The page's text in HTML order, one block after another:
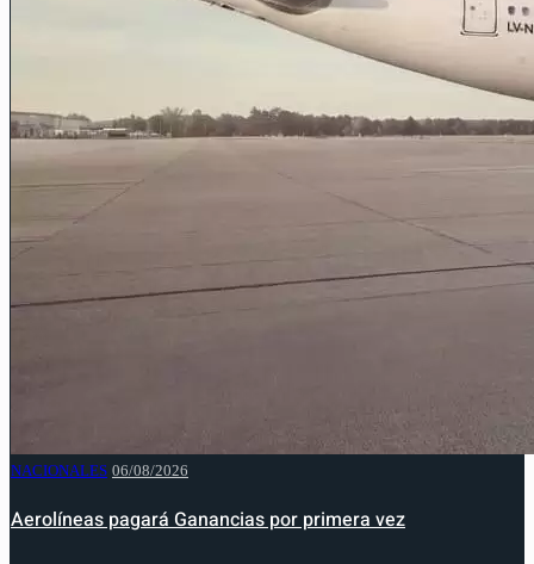
NACIONALES 06/08/2026
Aerolíneas pagará Ganancias por primera vez